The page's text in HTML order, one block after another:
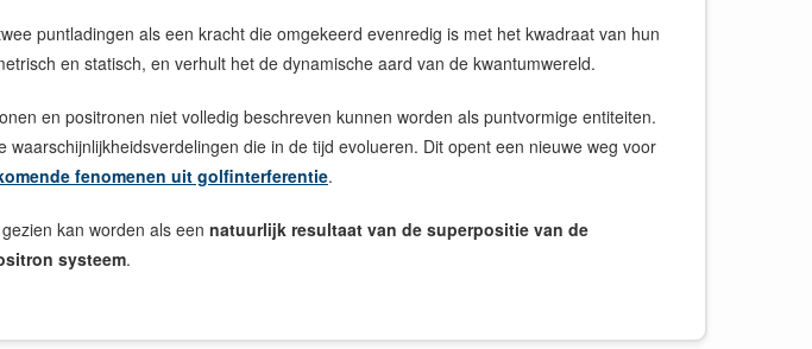
puntladingen als een kracht die omgekeerd evenredig is met het kwadraat van hun
en statisch, en verhult het de dynamische aard van de kwantumwereld.
en positronen niet volledig beschreven kunnen worden als puntvormige entiteiten.
waarschijnlijkheidsverdelingen die in de tijd evolueren. Dit opent een nieuwe weg voor
fenomenen uit golfinterferentie.
kan worden als een natuurlijk resultaat van de superpositie van de
systeem.